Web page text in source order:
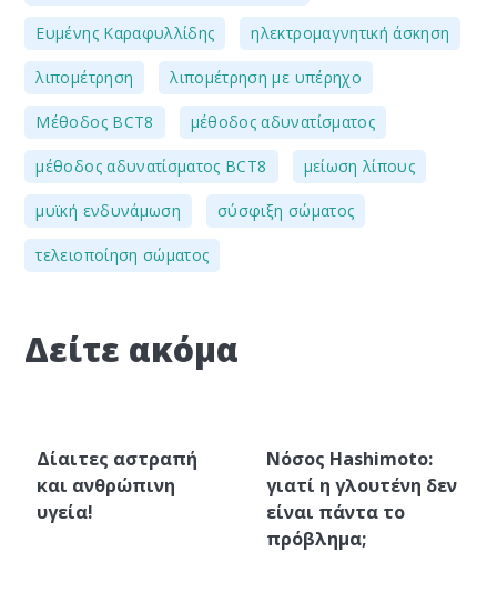
Ευμένης Καραφυλλίδης ηλεκτρομαγνητική άσκηση
λιπομέτρηση λιπομέτρηση με υπέρηχο
Μέθοδος BCT8 μέθοδος αδυνατίσματος
μέθοδος αδυνατίσματος BCT8 μείωση λίπους
μυϊκή ενδυνάμωση σύσφιξη σώματος
τελειοποίηση σώματος
Δείτε ακόμα
Δίαιτες αστραπή
και ανθρώπινη
υγεία!
Νόσος Hashimoto:
γιατί η γλουτένη δεν
είναι πάντα το
πρόβλημα;